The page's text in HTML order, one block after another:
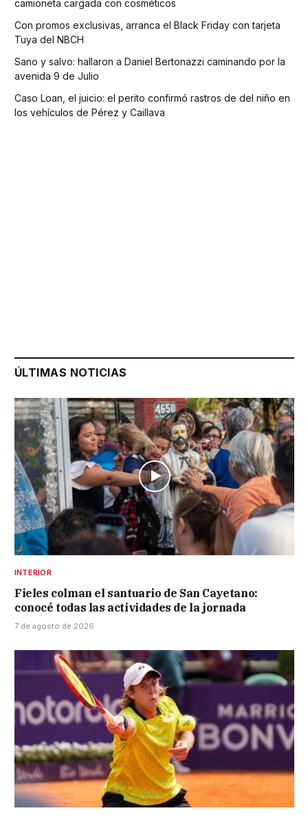
camioneta cargada con cosméticos
Con promos exclusivas, arranca el Black Friday con tarjeta
Tuya del NBCH
Sano y salvo: hallaron a Daniel Bertonazzi caminando por la
avenida 9 de Julio
Caso Loan, el juicio: el perito confirmó rastros de del niño en
los vehículos de Pérez y Caillava
ÚLTIMAS NOTICIAS
INTERIOR
Fieles colman el santuario de San Cayetano:
conocé todas las actividades de la jornada
7 de agosto de 2026